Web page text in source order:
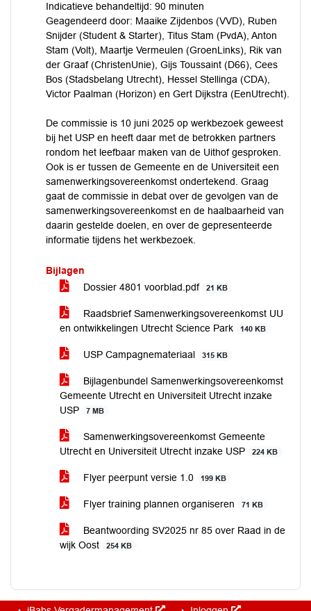
Indicatieve behandeltijd: 90 minuten
Geagendeerd door: Maaike Zijdenbos (VVD), Ruben
Snijder (Student & Starter), Titus Stam (PvdA), Anton
Stam (Volt), Maartje Vermeulen (GroenLinks), Rik van
der Graaf (ChristenUnie), Gijs Toussaint (D66), Cees
Bos (Stadsbelang Utrecht), Hessel Stellinga (CDA),
Victor Paalman (Horizon) en Gert Dijkstra (EenUtrecht).
De commissie is 10 juni 2025 op werkbezoek geweest
bij het USP en heeft daar met de betrokken partners
rondom het leefbaar maken van de Uithof gesproken.
Ook is er tussen de Gemeente en de Universiteit een
samenwerkingsovereenkomst ondertekend. Graag
gaat de commissie in debat over de gevolgen van de
samenwerkingsovereenkomst en de haalbaarheid van
daarin gestelde doelen, en over de gepresenteerde
informatie tijdens het werkbezoek.
Bijlagen
Dossier 4801 voorblad.pdf
21 KB
Raadsbrief Samenwerkingsovereenkomst UU
en ontwikkelingen Utrecht Science Park
140 KB
USP Campagnemateriaal 315 KB
Bijlagenbundel Samenwerkingsovereenkomst
Gemeente Utrecht en Universiteit Utrecht inzake
USP
7 MB
Samenwerkingsovereenkomst Gemeente
Utrecht en Universiteit Utrecht inzake USP
224 KB
Flyer peerpunt versie 1.0 199 KB
Flyer training plannen organiseren 71 KB
Beantwoording SV2025 nr 85 over Raad in de
wijk Oost
254 KB